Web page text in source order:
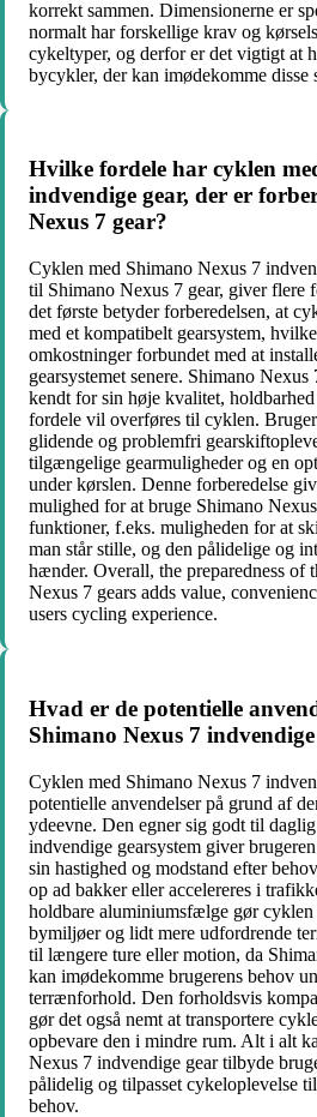
korrekt sammen. Dimensionerne er
normalt har forskellige krav og
cykeltyper, og derfor er det vigtigt at
bycykler, der kan imødekomme disse
Hvilke fordele har cyklen
indvendige gear, der er
Nexus 7 gear?
Cyklen med Shimano Nexus 7
til Shimano Nexus 7 gear, giver flere
det første betyder forberedelsen, at
med et kompatibelt gearsystem,
omkostninger forbundet med at
gearsystemet senere. Shimano Nexus
kendt for sin høje kvalitet,
fordele vil overføres til cyklen.
glidende og problemfri
tilgængelige gearmuligheder og en
under kørslen. Denne forberedelse
mulighed for at bruge Shimano
funktioner, f.eks. muligheden for at
man står stille, og den pålidelige og
hænder. Overall, the preparedness of
Nexus 7 gears adds value,
users cycling experience.
Hvad er de potentielle
Shimano Nexus 7
Cyklen med Shimano Nexus 7
potentielle anvendelser på grund af
ydeevne. Den egner sig godt til
indvendige gearsystem giver
sin hastighed og modstand efter
op ad bakker eller accelereres i
holdbare aluminiumsfælge gør cyklen
bymiljøer og lidt mere udfordrende
til længere ture eller motion, da
kan imødekomme brugerens behov
terrænforhold. Den forholdsvis
gør det også nemt at transportere
opbevare den i mindre rum. Alt i alt
Nexus 7 indvendige gear tilbyde
pålidelig og tilpasset cykeloplevelse
behov.